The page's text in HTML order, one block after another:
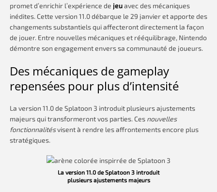
promet d’enrichir l’expérience de jeuavec des mécaniques
inédites. Cette version 11.0 débarque le 29 janvier et apporte des
changements substantiels qui affecteront directement la façon
de jouer. Entre nouvelles mécaniques et rééquilibrage, Nintendo
démontre son engagement envers sa communauté de joueurs.
Des mécaniques de gameplay
repensées pour plus d’intensité
La version 11.0 de Splatoon 3 introduit plusieurs ajustements
majeurs qui transformeront vos parties. Ces nouvelles
fonctionnalitésvisent à rendre les affrontements encore plus
stratégiques.
La version 11.0 de Splatoon 3 introduit
plusieurs ajustements majeurs